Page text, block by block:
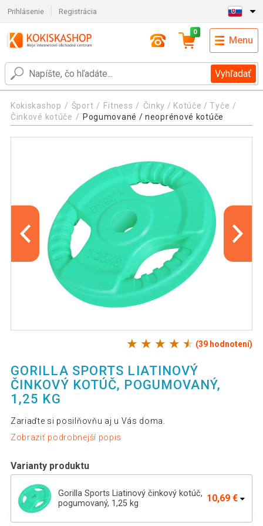
Prihlásenie Registrácia
Vyhľadať
0
Menu
Kokiskashop Šport Fitness
Činky / Kotúče / Tyče
Činkové kotúče
Pogumované / neoprénové kotúče
(39 hodnotení)
GORILLA SPORTS LIATINOVÝ
ČINKOVÝ KOTÚČ, POGUMOVANÝ,
1,25 KG
Zariaďte si posilňovňu aj u Vás doma.
Zobraziť podrobnejší popis
Varianty produktu
Gorilla Sports Liatinový činkový kotúč,
pogumovaný, 1,25 kg
10,69 €